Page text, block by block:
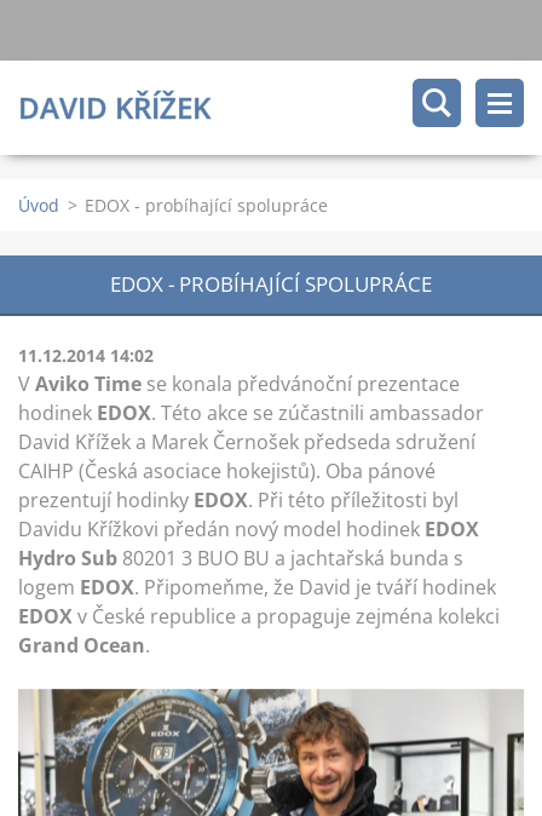
DAVID KŘÍŽEK
Úvod > EDOX - probíhající spolupráce
EDOX - PROBÍHAJÍCÍ SPOLUPRÁCE
11.12.2014 14:02
VAviko Time se konala předvánoční prezentace
hodinek EDOX. Této akce se zúčastnili ambassador
David Křížek a Marek Černošek předseda sdružení
CAIHP (Česká asociace hokejistů). Oba pánové
prezentují hodinky EDOX. Při této příležitosti byl
Davidu Křížkovi předán nový model hodinek EDOX
Hydro Sub 80201 3 BUO BU a jachtařská bunda s
logem EDOX. Připomeňme, že David je tváří hodinek
EDOXv České republice a propaguje zejména kolekci
Grand Ocean.